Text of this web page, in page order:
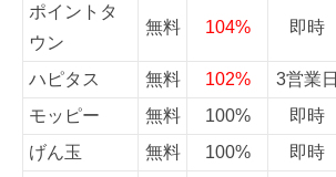
ポイントタ
ウン
無料 104% 即時
ハピタス 無料 102% 3営業日
モッピー
無料 100% 即時
げん玉
無料 100% 即時